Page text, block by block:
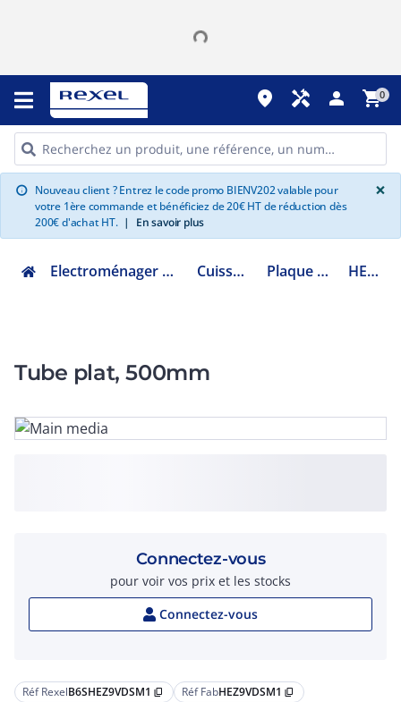
place handyman person shopping_cart0
info Nouveau client ? Entrez le code promo BIENV202 valable pour
votre 1ère commande et bénéficiez de 20€ HT de réduction dès
200€ d'achat HT. | En savoir plus
×
Electroménager multimédia et informatique Cuisson encastrable Plaque Electrique émail HEZ9VDSM1
Tube plat, 500mm
Réf RexelB6SHEZ9VDSM1 content_copy Réf FabHEZ9VDSM1 content_copy
Connectez-vous
pour voir vos prix et les stocks
Connectez-vous